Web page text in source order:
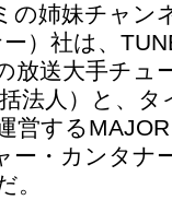
の姉妹チャン
）社は、
放送大手チ
法人）と、タ
営するMAJOR
ー・カンタナ
。